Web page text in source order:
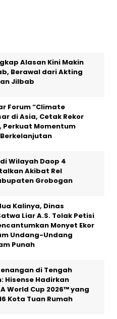
Alasan Kini Makin
Berawal dari Akting
Jilbab
Forum “Climate
di Asia, Cetak Rekor
Perkuat Momentum
Wilayah Daop 4
Akibat Rel
Grobogan
Kalinya, Dinas
Liar A.S. Tolak Petisi
Monyet Ekor
Undang-Undang
Punah
di Tengah
Hisense Hadirkan
World Cup 2026™ yang
Kota Tuan Rumah